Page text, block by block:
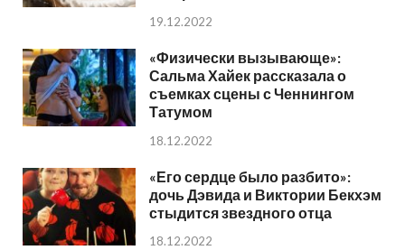
19.12.2022
«Физически вызывающе»:
Сальма Хайек рассказала о
съемках сцены с Ченнингом
Татумом
18.12.2022
«Его сердце было разбито»:
дочь Дэвида и Виктории Бекхэм
стыдится звездного отца
18.12.2022